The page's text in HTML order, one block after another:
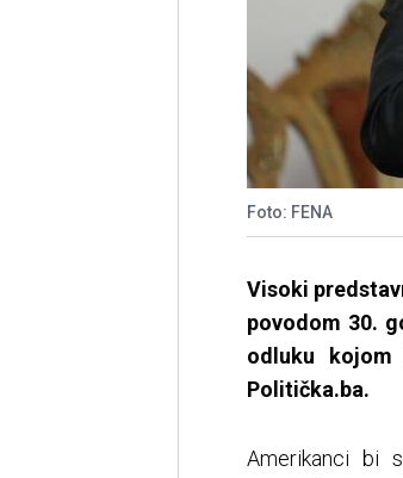
Foto: FENA
Visoki
povodom 30.
odluku
Politička.ba.
Amerikanci bi